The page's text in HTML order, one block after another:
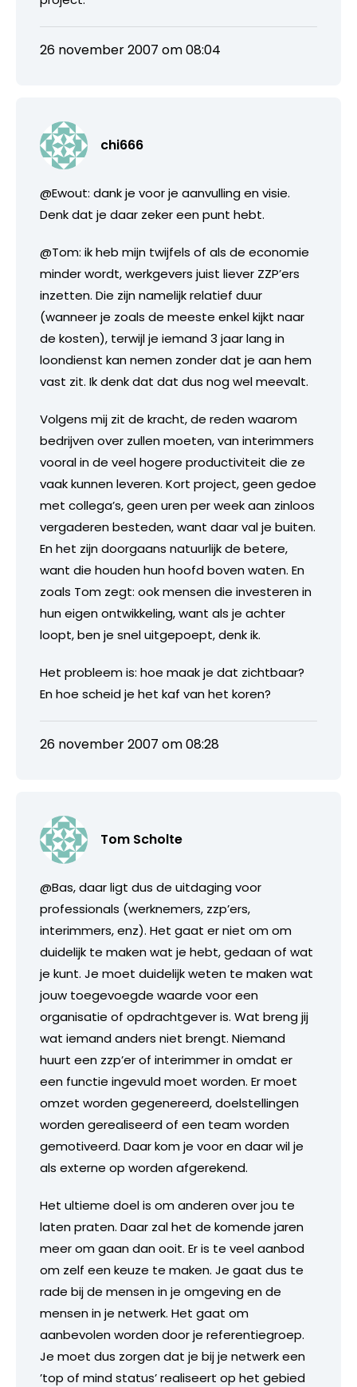
26 november 2007 om 08:04
chi666
@Ewout: dank je voor je aanvulling en visie.
Denk dat je daar zeker een punt hebt.
@Tom: ik heb mijn twijfels of als de economie
minder wordt, werkgevers juist liever ZZP’ers
inzetten. Die zijn namelijk relatief duur
(wanneer je zoals de meeste enkel kijkt naar
de kosten), terwijl je iemand 3 jaar lang in
loondienst kan nemen zonder dat je aan hem
vast zit. Ik denk dat dat dus nog wel meevalt.
Volgens mij zit de kracht, de reden waarom
bedrijven over zullen moeten, van interimmers
vooral in de veel hogere productiviteit die ze
vaak kunnen leveren. Kort project, geen gedoe
met collega’s, geen uren per week aan zinloos
vergaderen besteden, want daar val je buiten.
En het zijn doorgaans natuurlijk de betere,
want die houden hun hoofd boven waten. En
zoals Tom zegt: ook mensen die investeren in
hun eigen ontwikkeling, want als je achter
loopt, ben je snel uitgepoept, denk ik.
Het probleem is: hoe maak je dat zichtbaar?
En hoe scheid je het kaf van het koren?
26 november 2007 om 08:28
Tom Scholte
@Bas, daar ligt dus de uitdaging voor
professionals (werknemers, zzp’ers,
interimmers, enz). Het gaat er niet om om
duidelijk te maken wat je hebt, gedaan of wat
je kunt. Je moet duidelijk weten te maken wat
jouw toegevoegde waarde voor een
organisatie of opdrachtgever is. Wat breng jij
wat iemand anders niet brengt. Niemand
huurt een zzp’er of interimmer in omdat er
een functie ingevuld moet worden. Er moet
omzet worden gegenereerd, doelstellingen
worden gerealiseerd of een team worden
gemotiveerd. Daar kom je voor en daar wil je
als externe op worden afgerekend.
Het ultieme doel is om anderen over jou te
laten praten. Daar zal het de komende jaren
meer om gaan dan ooit. Er is te veel aanbod
om zelf een keuze te maken. Je gaat dus te
rade bij de mensen in je omgeving en de
mensen in je netwerk. Het gaat om
aanbevolen worden door je referentiegroep.
Je moet dus zorgen dat je bij je netwerk een
’top of mind status’ realiseert op het gebied